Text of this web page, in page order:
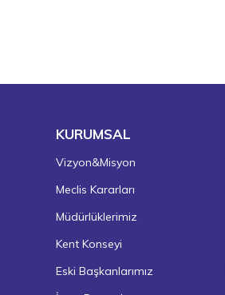
KURUMSAL
Vizyon&Misyon
Meclis Kararları
Müdürlüklerimiz
Kent Konseyi
Eski Başkanlarımız